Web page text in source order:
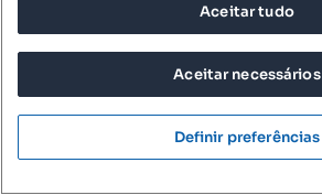
Aceitar tudo
Aceitar necessários
Definir preferências